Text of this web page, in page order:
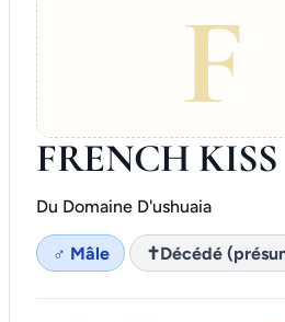
F
FRENCH KISS
Du Domaine D'ushuaia
♂ Mâle ✝Décédé